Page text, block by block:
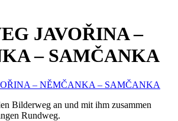
JAVOŘINA –
– SAMČANKA
Bilderweg an und mit ihm zusammen
Rundweg.